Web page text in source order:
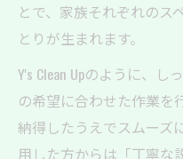
とで、家族それぞれのス
とりが生まれます。
Y's Clean Upのように、
の希望に合わせた作業を
納得したうえでスムーズ
用した方からは「丁寧な